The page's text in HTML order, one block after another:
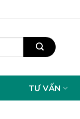
TƯ VẤN